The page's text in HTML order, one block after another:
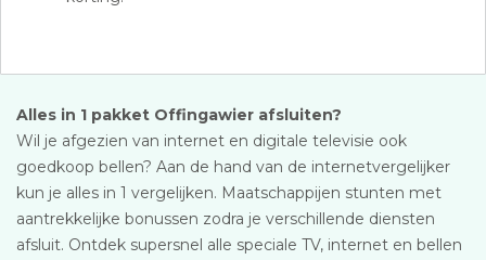
Alles in 1 pakket Offingawier afsluiten?
Wil je afgezien van internet en digitale televisie ook
goedkoop bellen? Aan de hand van de internetvergelijker
kun je alles in 1 vergelijken. Maatschappijen stunten met
aantrekkelijke bonussen zodra je verschillende diensten
afsluit. Ontdek supersnel alle speciale TV, internet en bellen